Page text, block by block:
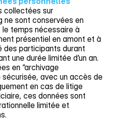
collectées sur
ne sont conservées en
le temps nécessaire à
présentiel en amont et à
participants durant
une durée limitée d’un an.
en “archivage
sécurisée, avec un accès de
en cas de litige
ces données sont
limitée et